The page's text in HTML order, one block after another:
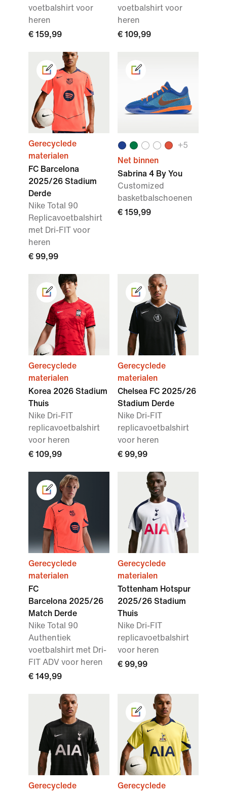
voetbalshirt voor
heren
€ 159,99
voetbalshirt voor
heren
€ 109,99
Gerecyclede
materialen
FC Barcelona
2025/26 Stadium
Derde
Nike Total 90
Replicavoetbalshirt
met Dri-FIT voor
heren
€ 99,99
+5
Net binnen
Sabrina 4 By You
Customized
basketbalschoenen
€ 159,99
Gerecyclede
materialen
Korea 2026 Stadium
Thuis
Nike Dri-FIT
replicavoetbalshirt
voor heren
€ 109,99
Gerecyclede
materialen
Chelsea FC 2025/26
Stadium Derde
Nike Dri-FIT
replicavoetbalshirt
voor heren
€ 99,99
Gerecyclede
materialen
FC
Barcelona 2025/26
Match Derde
Nike Total 90
Authentiek
voetbalshirt met Dri-
FIT ADV voor heren
€ 149,99
Gerecyclede
materialen
Tottenham Hotspur
2025/26 Stadium
Thuis
Nike Dri-FIT
replicavoetbalshirt
voor heren
€ 99,99
Gerecyclede
Gerecyclede